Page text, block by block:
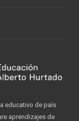
educativo de país
aprendizajes de